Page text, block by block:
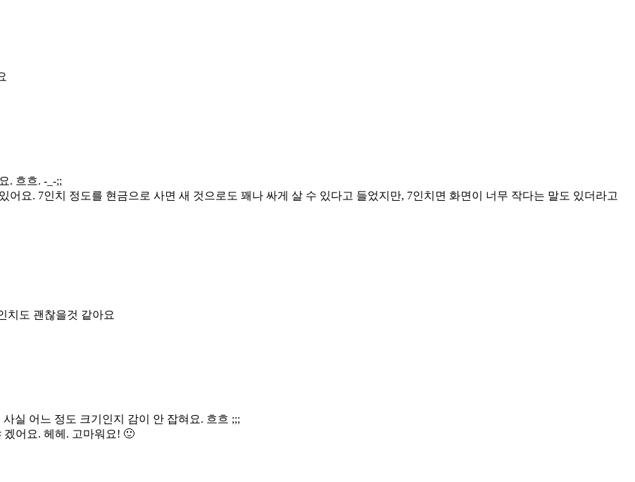
. 흐흐. -_-;;
어요. 7인치 정도를 현금으로 사면 새 것으로도 꽤나 싸게 살 수 있다고 들었지만, 7인치면 화면이 너무 작다는 말도 있더라고
치도 괜찮을것 같아요
실 어느 정도 크기인지 감이 안 잡혀요. 흐흐 ;;;
어요. 헤헤. 고마워요! 🙂